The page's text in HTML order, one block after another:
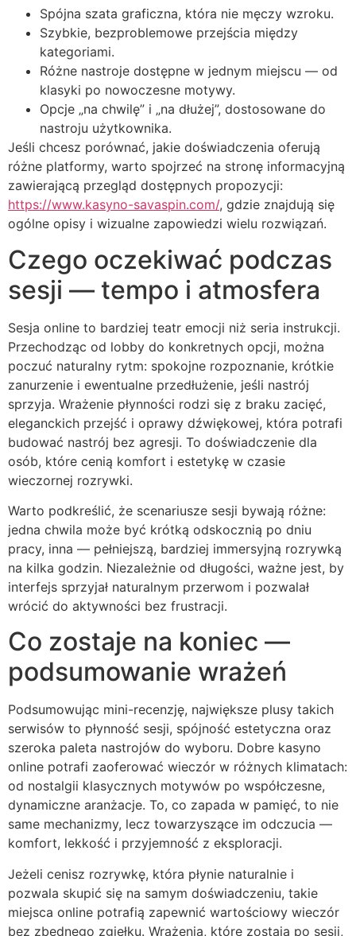
Spójna szata graficzna, która nie męczy wzroku.
Szybkie, bezproblemowe przejścia między
kategoriami.
Różne nastroje dostępne w jednym miejscu — od
klasyki po nowoczesne motywy.
Opcje „na chwilę” i „na dłużej”, dostosowane do
nastroju użytkownika.
Jeśli chcesz porównać, jakie doświadczenia oferują
różne platformy, warto spojrzeć na stronę informacyjną
zawierającą przegląd dostępnych propozycji:
https://www.kasyno-savaspin.com/, gdzie znajdują się
ogólne opisy i wizualne zapowiedzi wielu rozwiązań.
Czego oczekiwać podczas
sesji — tempo i atmosfera
Sesja online to bardziej teatr emocji niż seria instrukcji.
Przechodząc od lobby do konkretnych opcji, można
poczuć naturalny rytm: spokojne rozpoznanie, krótkie
zanurzenie i ewentualne przedłużenie, jeśli nastrój
sprzyja. Wrażenie płynności rodzi się z braku zacięć,
eleganckich przejść i oprawy dźwiękowej, która potrafi
budować nastrój bez agresji. To doświadczenie dla
osób, które cenią komfort i estetykę w czasie
wieczornej rozrywki.
Warto podkreślić, że scenariusze sesji bywają różne:
jedna chwila może być krótką odskocznią po dniu
pracy, inna — pełniejszą, bardziej immersyjną rozrywką
na kilka godzin. Niezależnie od długości, ważne jest, by
interfejs sprzyjał naturalnym przerwom i pozwalał
wrócić do aktywności bez frustracji.
Co zostaje na koniec —
podsumowanie wrażeń
Podsumowując mini-recenzję, największe plusy takich
serwisów to płynność sesji, spójność estetyczna oraz
szeroka paleta nastrojów do wyboru. Dobre kasyno
online potrafi zaoferować wieczór w różnych klimatach:
od nostalgii klasycznych motywów po współczesne,
dynamiczne aranżacje. To, co zapada w pamięć, to nie
same mechanizmy, lecz towarzyszące im odczucia —
komfort, lekkość i przyjemność z eksploracji.
Jeżeli cenisz rozrywkę, która płynie naturalnie i
pozwala skupić się na samym doświadczeniu, takie
miejsca online potrafią zapewnić wartościowy wieczór
bez zbędnego zgiełku. Wrażenia, które zostają po sesji,